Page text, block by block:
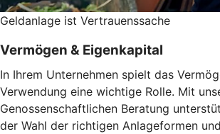
Geldanlage ist Vertrauenssache
Vermögen & Eigenkapital
In Ihrem Unternehmen spielt das
Verwendung eine wichtige Rolle. Mit
Genossenschaftlichen Beratung
der Wahl der richtigen Anlageformen